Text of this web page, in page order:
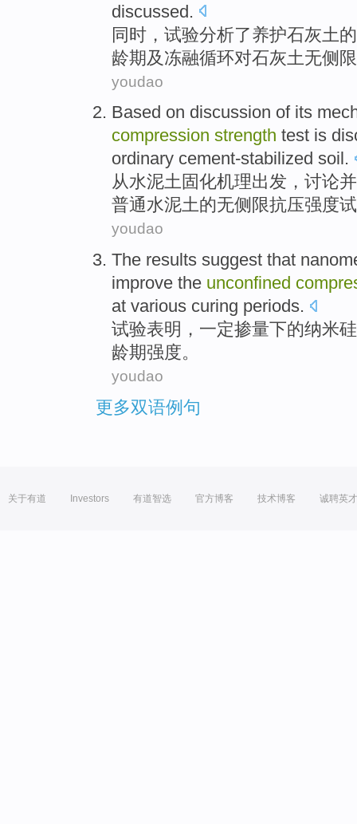
discussed.
同时 ， 试验分析了养护石灰土的
龄期及冻融循环对石灰土无侧
youdao
Based on discussion of its
compression strength test is
ordinary cement-stabilized soil .
从水泥土固化机理出发， 讨论并
普通水泥土的无侧限抗压强度
youdao
The results suggest that
improve the unconfined
at various curing periods.
试验表明，一定掺量下的纳米硅
龄期强度。
youdao
更多双语例句
关于有道 Investors 有道智选 官方博客 技术博客 诚聘英才